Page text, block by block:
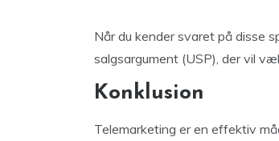
Når du kender svaret på disse
salgsargument (USP), der vil
Konklusion
Telemarketing er en effektiv